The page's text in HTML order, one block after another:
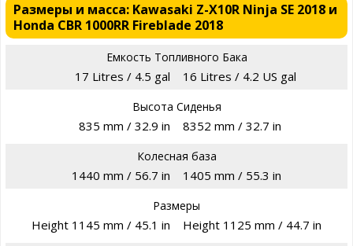
Размеры и масса: Kawasaki Z-X10R Ninja SE 2018 и
Honda CBR 1000RR Fireblade 2018
Емкость Топливного Бака
17 Litres / 4.5 gal 16 Litres / 4.2 US gal
Высота Сиденья
835 mm / 32.9 in 8352 mm / 32.7 in
Колесная база
1440 mm / 56.7 in 1405 mm / 55.3 in
Размеры
Height 1145 mm / 45.1 in Height 1125 mm / 44.7 in